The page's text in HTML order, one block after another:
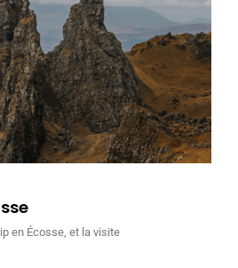
en Écosse, et la visite